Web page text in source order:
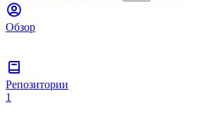
Обзор
Репозитории
1